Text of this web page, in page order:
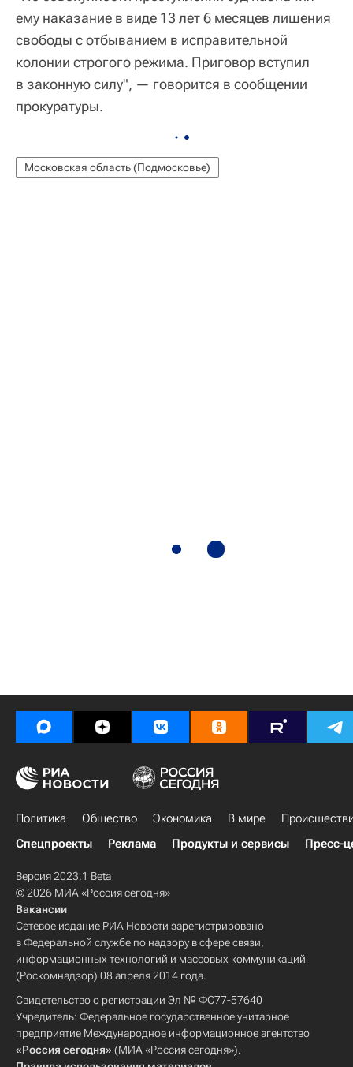
ему наказание в виде 13 лет 6 месяцев лишения
свободы с отбыванием в исправительной
колонии строгого режима. Приговор вступил
в законную силу", — говорится в сообщении
прокуратуры.
Московская область (Подмосковье)
Политика Общество Экономика В мире
Спецпроекты
Реклама Продукты и сервисы Пресс-
Версия 2023.1 Beta
© 2026 МИА «Россия сегодня»
Вакансии
Сетевое издание РИА Новости зарегистрировано
в Федеральной службе по надзору в сфере связи,
информационных технологий и массовых коммуникаций
(Роскомнадзор) 08 апреля 2014 года.
Свидетельство о регистрации Эл № ФС77-57640
Учредитель: Федеральное государственное унитарное
предприятие Международное информационное агентство
«Россия сегодня» (МИА «Россия сегодня»).